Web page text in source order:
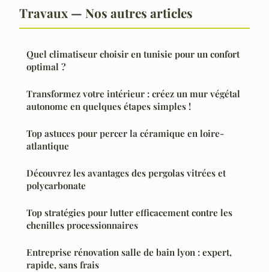
Travaux — Nos autres articles
Quel climatiseur choisir en tunisie pour un confort
optimal ?
Transformez votre intérieur : créez un mur végétal
autonome en quelques étapes simples !
Top astuces pour percer la céramique en loire-
atlantique
Découvrez les avantages des pergolas vitrées et
polycarbonate
Top stratégies pour lutter efficacement contre les
chenilles processionnaires
Entreprise rénovation salle de bain lyon : expert,
rapide, sans frais